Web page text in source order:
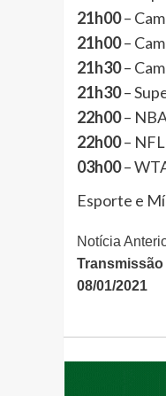
21h00–
21h00–
21h30–
21h30–
22h00–
22h00–
03h00–
Esporte e
Lendo
Notícia
08/01/2021